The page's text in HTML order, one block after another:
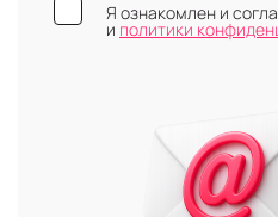
Я ознакомлен и
и политики